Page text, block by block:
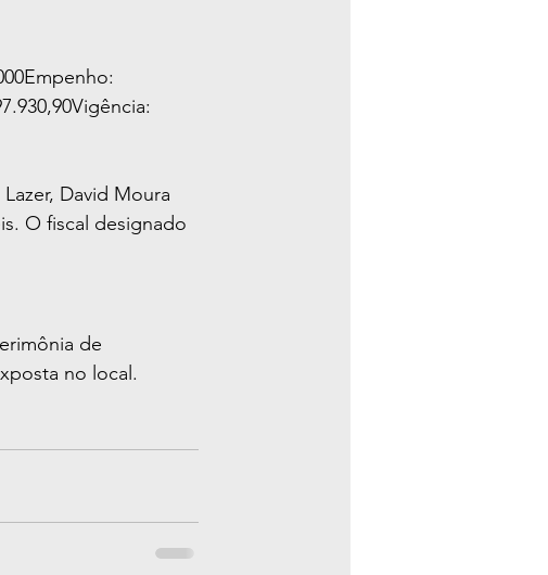
David Moura
O fiscal designado
de
no local.